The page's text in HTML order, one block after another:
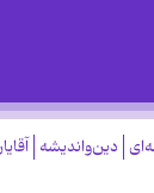
دین‌واندیشه